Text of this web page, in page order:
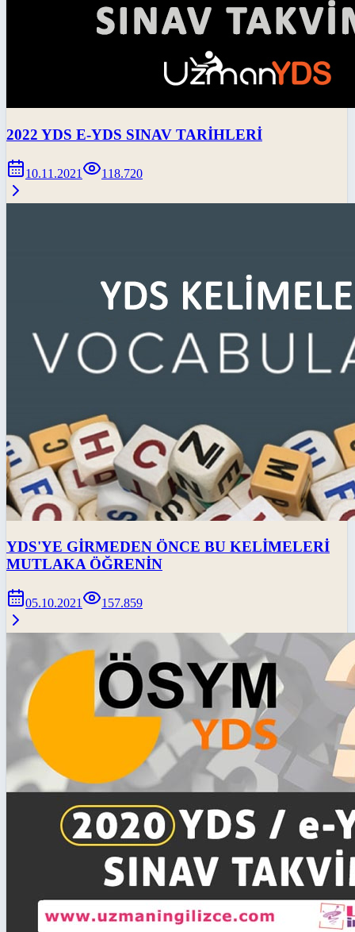
2022 YDS E-YDS SINAV TARİHLERİ
10.11.2021 118.720
YDS'YE GİRMEDEN ÖNCE BU KELİMELERİ
MUTLAKA ÖĞRENİN
05.10.2021 157.859